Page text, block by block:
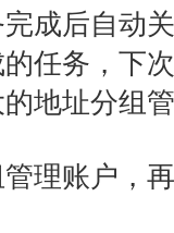
成后自动
的任务，下
的地址分组
理账户，